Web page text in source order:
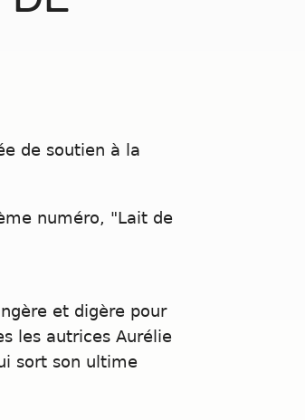
de soutien à la
numéro, "Lait de
et digère pour
les autrices Aurélie
sort son ultime